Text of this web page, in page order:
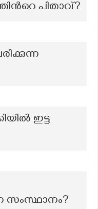
പിതാവ്?
ഇട്ട
സംസ്ഥാനം?